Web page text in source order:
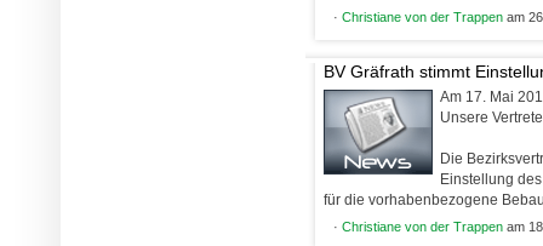
· Christiane von der Trappen am
BV Gräfrath stimmt
Am 17. Mai
Unsere
Die
Einstellung
für die vorhabenbezogene
· Christiane von der Trappen am